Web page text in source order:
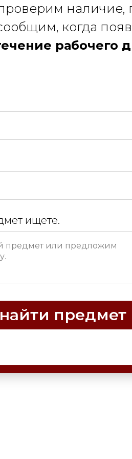
когда
рабочего
ищете.
предмет